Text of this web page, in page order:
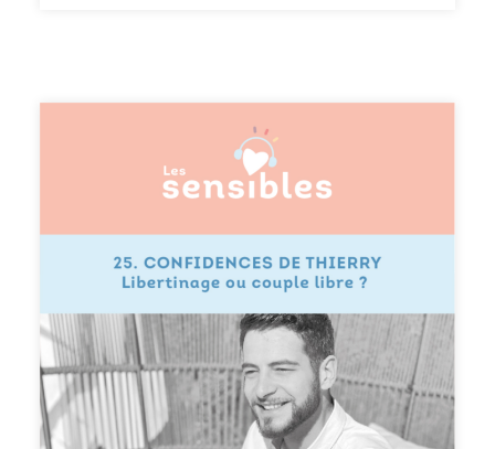
Suivez moi sur instagram : @dubonheurenbarres
Recevez du bonheur en barres dans votre boîte mail